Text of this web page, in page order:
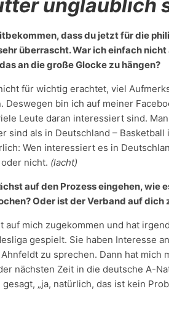
unglaublich
dass du jetzt für die
überrascht. War ich einfach
an die große Glocke zu hängen?
für wichtig erachtet, viel
bin ich auf meiner
Leute daran interessiert sind.
sind als in Deutschland – Basketball
Wen interessiert es in
nicht. (lacht)
auf den Prozess eingehen, wie
Oder ist der Verband auf dich
auf mich zugekommen und hat
gespielt. Sie haben Interesse
zu sprechen. Dann hat mich
nächsten Zeit in die deutsche A-
„ja, natürlich, das ist kein